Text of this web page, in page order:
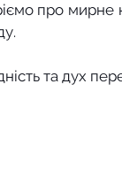
про мирне
та дух